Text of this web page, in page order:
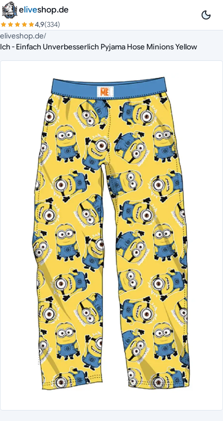
Zum Inhalt springen
eliveshop.de
4,9(334)
eliveshop.de/
Ich - Einfach Unverbesserlich Pyjama Hose Minions Yellow